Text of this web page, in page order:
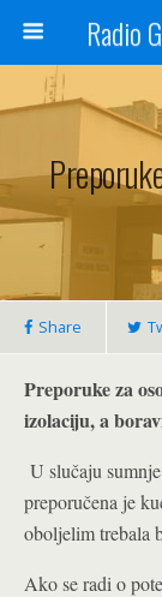
Share
Preporuke za
izolaciju, a
U slučaju
preporučena je
oboljelim trebala
Ako se radi o